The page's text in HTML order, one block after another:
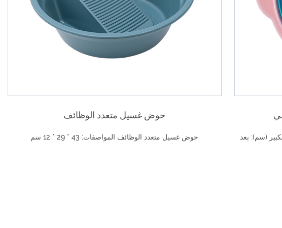
حوض غسيل إبداعي مريح قابل للطي
حوض غسيل إبداعي مريح قابل للطي تخصيص: الحجم الكبير (سم): بعد